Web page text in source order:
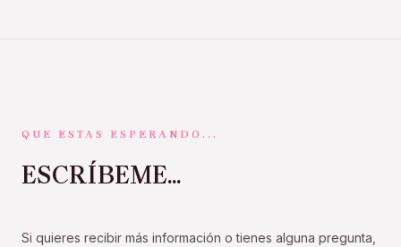
QUE ESTAS ESPERANDO...
ESCRÍBEME...
Si quieres recibir más información o tienes alguna pregunta,